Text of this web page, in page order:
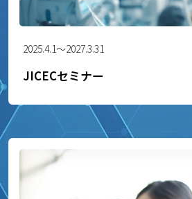
2025.4.1～2027.3.31
JICECセミナー